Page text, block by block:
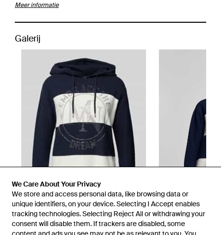
We Care About Your Privacy
We store and access personal data, like browsing data or
unique identifiers, on your device. Selecting I Accept enables
tracking technologies. Selecting Reject All or withdrawing your
consent will disable them. If trackers are disabled, some
Meer informatie
Galerij